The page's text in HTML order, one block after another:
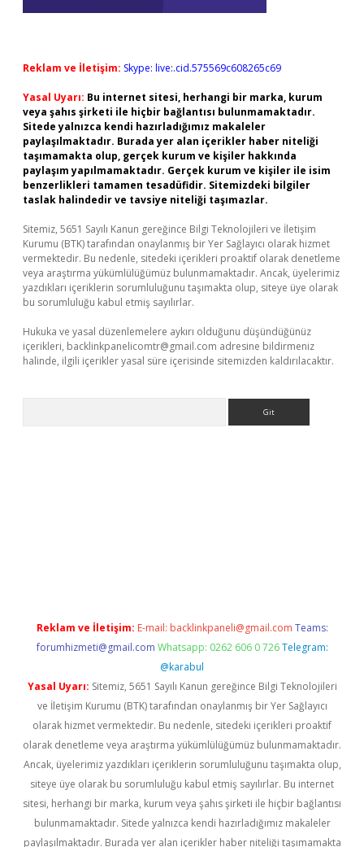
Reklam ve İletişim: Skype: live:.cid.575569c608265c69
Yasal Uyarı: Bu internet sitesi, herhangi bir marka, kurum
veya şahıs şirketi ile hiçbir bağlantısı bulunmamaktadır.
Sitede yalnızca kendi hazırladığımız makaleler
paylaşılmaktadır. Burada yer alan içerikler haber niteliği
taşımamakta olup, gerçek kurum ve kişiler hakkında
paylaşım yapılmamaktadır. Gerçek kurum ve kişiler ile isim
benzerlikleri tamamen tesadüfidir. Sitemizdeki bilgiler
taslak halindedir ve tavsiye niteliği taşımazlar.
Sitemiz, 5651 Sayılı Kanun gereğince Bilgi Teknolojileri ve İletişim
Kurumu (BTK) tarafından onaylanmış bir Yer Sağlayıcı olarak hizmet
vermektedir. Bu nedenle, sitedeki içerikleri proaktif olarak denetleme
veya araştırma yükümlülüğümüz bulunmamaktadır. Ancak, üyelerimiz
yazdıkları içeriklerin sorumluluğunu taşımakta olup, siteye üye olarak
bu sorumluluğu kabul etmiş sayılırlar.
Hukuka ve yasal düzenlemelere aykırı olduğunu düşündüğünüz
içerikleri, backlinkpanelicomtr@gmail.com adresine bildirmeniz
halinde, ilgili içerikler yasal süre içerisinde sitemizden kaldırılacaktır.
Reklam ve İletişim: E-mail: backlinkpaneli@gmail.com Teams:
forumhizmeti@gmail.com Whatsapp: 0262 606 0 726 Telegram:
@karabul
Yasal Uyarı: Sitemiz, 5651 Sayılı Kanun gereğince Bilgi Teknolojileri
ve İletişim Kurumu (BTK) tarafından onaylanmış bir Yer Sağlayıcı
olarak hizmet vermektedir. Bu nedenle, sitedeki içerikleri proaktif
olarak denetleme veya araştırma yükümlülüğümüz bulunmamaktadır.
Ancak, üyelerimiz yazdıkları içeriklerin sorumluluğunu taşımakta olup,
siteye üye olarak bu sorumluluğu kabul etmiş sayılırlar. Bu internet
sitesi, herhangi bir marka, kurum veya şahıs şirketi ile hiçbir bağlantısı
bulunmamaktadır. Sitede yalnızca kendi hazırladığımız makaleler
paylaşılmaktadır. Burada yer alan içerikler haber niteliği taşımamakta